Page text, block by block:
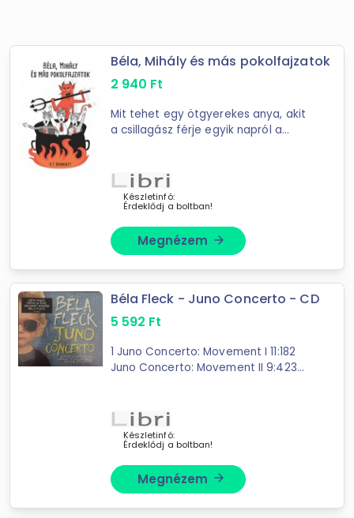
Béla, Mihály és más pokolfajzatok
2 940 Ft
Mit tehet egy ötgyerekes anya, akit
a csillagász férje egyik napról a
mindennapokkal, de leginkább a
Készletinfó:
Érdeklődj a boltban!
Megnézem arrow_forward
Béla Fleck - Juno Concerto - CD
5 592 Ft
1 Juno Concerto: Movement I 11:182
Juno Concerto: Movement II 9:423
Strings: Movement II 6:31
Készletinfó:
Érdeklődj a boltban!
Megnézem arrow_forward